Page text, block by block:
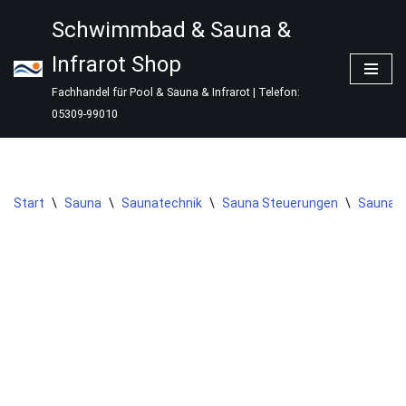
Inhalt
springen
Schwimmbad & Sauna &
Infrarot Shop
Fachhandel für Pool & Sauna & Infrarot | Telefon:
05309-99010
Start \ Sauna \ Saunatechnik \ Sauna Steuerungen \